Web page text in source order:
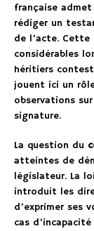
française admet
rédiger un
de l’acte.
considérables
héritiers
jouent ici un
observations
signature.
La question du
atteintes de
législateur. La
introduit les
d’exprimer ses
cas